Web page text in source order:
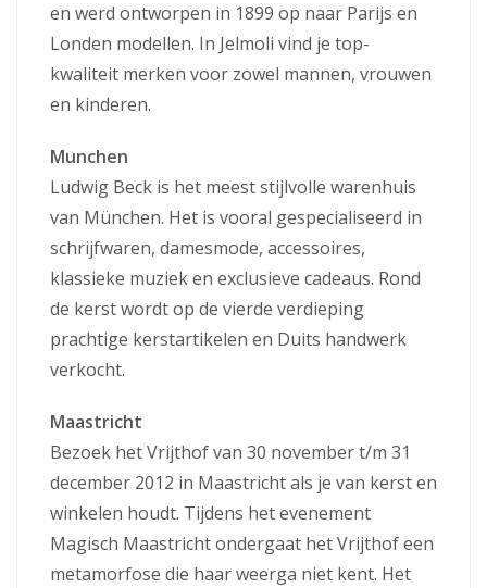
en werd ontworpen in 1899 op naar Parijs en
Londen modellen. In Jelmoli vind je top-
kwaliteit merken voor zowel mannen, vrouwen
en kinderen.
Munchen
Ludwig Beck is het meest stijlvolle warenhuis
van München. Het is vooral gespecialiseerd in
schrijfwaren, damesmode, accessoires,
klassieke muziek en exclusieve cadeaus. Rond
de kerst wordt op de vierde verdieping
prachtige kerstartikelen en Duits handwerk
verkocht.
Maastricht
Bezoek het Vrijthof van 30 november t/m 31
december 2012 in Maastricht als je van kerst en
winkelen houdt. Tijdens het evenement
Magisch Maastricht ondergaat het Vrijthof een
metamorfose die haar weerga niet kent. Het